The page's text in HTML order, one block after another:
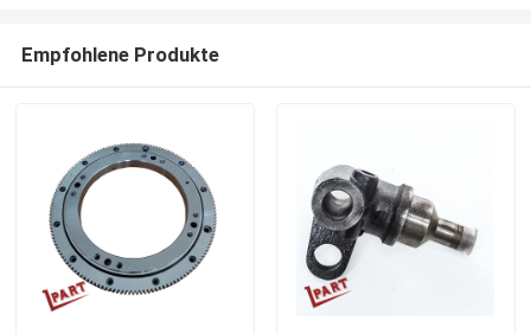
Empfohlene Produkte